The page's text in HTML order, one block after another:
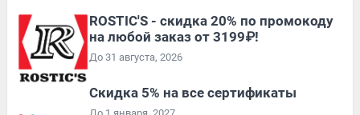
ROSTIC'S - скидка 20% по промокоду
на любой заказ от 3199₽!
До 31 августа, 2026
Скидка 5% на все сертификаты